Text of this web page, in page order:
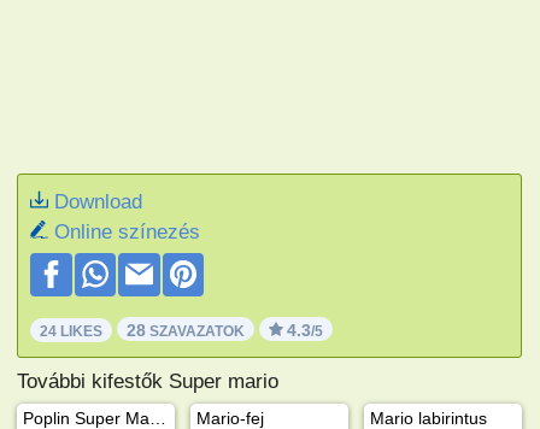
Download
Online színezés
24 LIKES 28 SZAVAZATOK 4.3/5
További kifestők Super mario
Mario-fej Mario labirintus